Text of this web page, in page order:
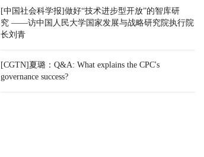
[中国社会科学报]做好“技术进步型开放”的智库研
究 ——访中国人民大学国家发展与战略研究院执行院
长刘青
[CGTN]夏璐：Q&A: What explains the CPC's
governance success?